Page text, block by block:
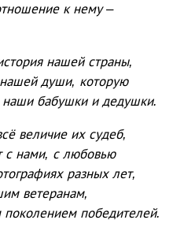
к нему –
нашей страны,
души, которую
бабушки и дедушки.
величие их судеб,
с нами, с любовью
разных лет,
ветеранам,
победителей.